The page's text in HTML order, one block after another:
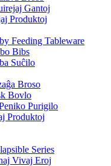
Gantoj
Produktoj
Feeding Tableware
Bibs
Suĉilo
Broso
Bovlo
Purigilo
Produktoj
Series
Vivaj Eroj